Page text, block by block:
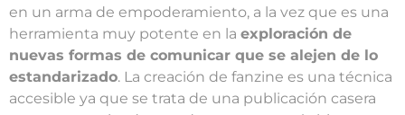
en un arma de empoderamiento, a la vez que es una
herramienta muy potente en la exploración de
nuevas formas de comunicar que se alejen de lo
estandarizado. La creación de fanzine es una técnica
accesible ya que se trata de una publicación casera